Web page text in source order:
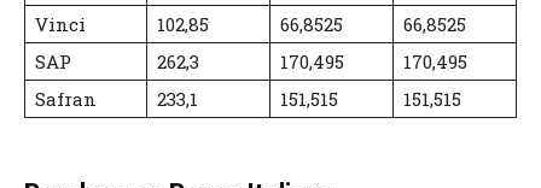
Vinci 102,85 66,8525
66,8525
SAP
262,3 170,495
170,495
Safran
233,1 151,515 151,515